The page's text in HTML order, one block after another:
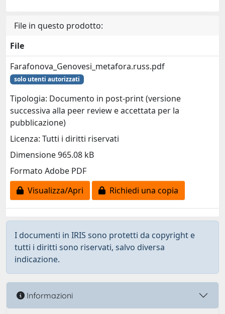
File in questo prodotto:
File
Farafonova_Genovesi_metafora.russ.pdf
solo utenti autorizzati
Tipologia: Documento in post-print (versione
successiva alla peer review e accettata per la
pubblicazione)
Licenza: Tutti i diritti riservati
Dimensione 965.08 kB
Formato Adobe PDF
Visualizza/Apri
Richiedi una copia
I documenti in IRIS sono protetti da copyright e
tutti i diritti sono riservati, salvo diversa
indicazione.
Informazioni